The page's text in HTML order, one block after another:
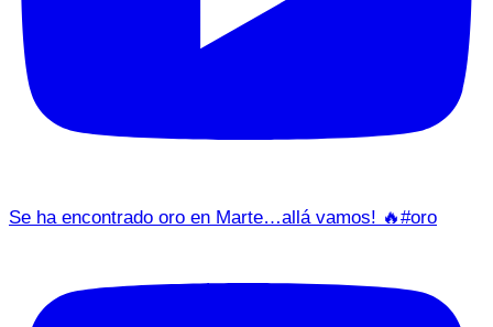
Se ha encontrado oro en Marte…allá vamos! 🔥#oro